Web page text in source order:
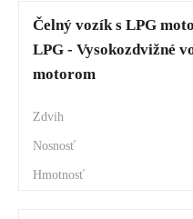
Čelný vozík s LPG
LPG - Vysokozdvižné
motorom